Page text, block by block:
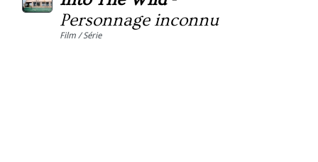
Personnage inconnu
Film / Série